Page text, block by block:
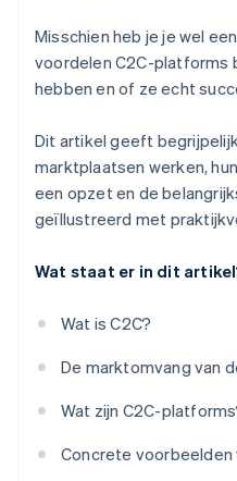
Misschien heb je je wel
voordelen C2C-platforms
hebben en of ze echt
Dit artikel geeft
marktplaatsen werken,
een opzet en de
geïllustreerd met
Wat staat er in dit
Wat is C2C?
De marktomvang van
Wat zijn C2C-
Concrete